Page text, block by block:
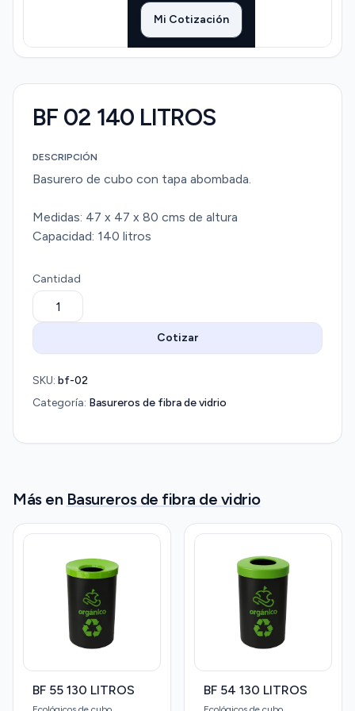
Mi Cotización
BF 02 140 LITROS
DESCRIPCIÓN
Basurero de cubo con tapa abombada.
Medidas: 47 x 47 x 80 cms de altura
Capacidad: 140 litros
Cantidad
Cotizar
SKU: bf-02
Categoría: Basureros de fibra de vidrio
Más en Basureros de fibra de vidrio
BF 55 130 LITROS BF 54 130 LITROS